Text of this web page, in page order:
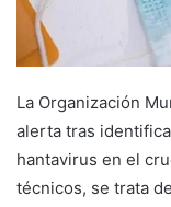
La Organización
alerta tras
hantavirus en el
técnicos, se trata